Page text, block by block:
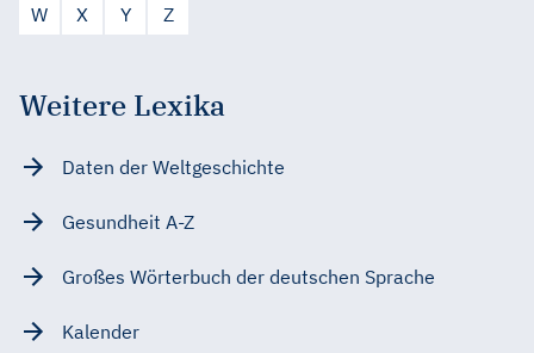
W
X Y Z
Weitere Lexika
Daten der Weltgeschichte
Gesundheit A-Z
Großes Wörterbuch der deutschen Sprache
Kalender